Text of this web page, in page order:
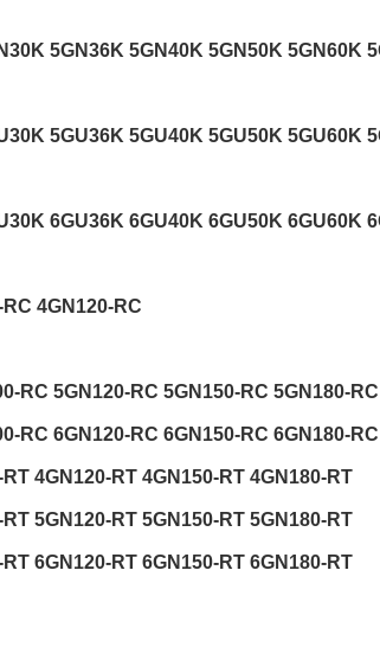
5GN36K 5GN40K 5GN50K 5GN60K
5GU36K 5GU40K 5GU50K 5GU60K
6GU36K 6GU40K 6GU50K 6GU60K
4GN120-RC
RC 5GN120-RC 5GN150-RC 5GN180-RC
RC 6GN120-RC 6GN150-RC 6GN180-RC
4GN120-RT 4GN150-RT 4GN180-RT
5GN120-RT 5GN150-RT 5GN180-RT
6GN120-RT 6GN150-RT 6GN180-RT